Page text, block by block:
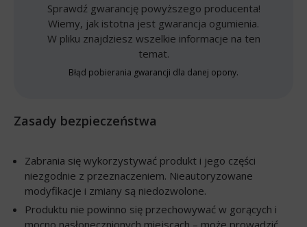
Sprawdź gwarancję powyższego producenta!
Wiemy, jak istotna jest gwarancja ogumienia.
W pliku znajdziesz wszelkie informacje na ten
temat.
Błąd pobierania gwarancji dla danej opony.
Zasady bezpieczeństwa
Zabrania się wykorzystywać produkt i jego części
niezgodnie z przeznaczeniem. Nieautoryzowane
modyfikacje i zmiany są niedozwolone.
Produktu nie powinno się przechowywać w gorących i
mocno nasłonecznionych miejscach – może prowadzić